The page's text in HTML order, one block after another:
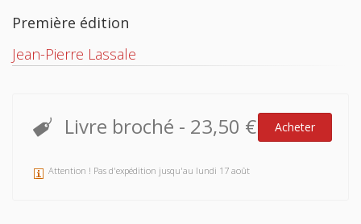
Première édition
Jean-Pierre Lassale
Livre broché - 23,50 € Acheter
Attention ! Pas d'expédition jusqu'au lundi 17 août